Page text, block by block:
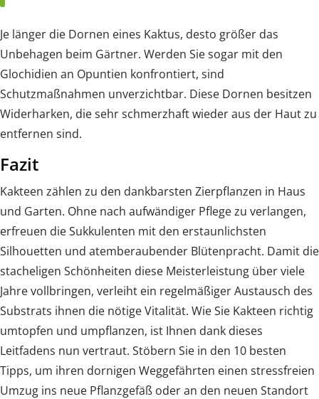
Je länger die Dornen eines Kaktus, desto größer das
Unbehagen beim Gärtner. Werden Sie sogar mit den
Glochidien an Opuntien konfrontiert, sind
Schutzmaßnahmen unverzichtbar. Diese Dornen besitzen
Widerharken, die sehr schmerzhaft wieder aus der Haut zu
entfernen sind.
Fazit
Kakteen zählen zu den dankbarsten Zierpflanzen in Haus
und Garten. Ohne nach aufwändiger Pflege zu verlangen,
erfreuen die Sukkulenten mit den erstaunlichsten
Silhouetten und atemberaubender Blütenpracht. Damit die
stacheligen Schönheiten diese Meisterleistung über viele
Jahre vollbringen, verleiht ein regelmäßiger Austausch des
Substrats ihnen die nötige Vitalität. Wie Sie Kakteen richtig
umtopfen und umpflanzen, ist Ihnen dank dieses
Leitfadens nun vertraut. Stöbern Sie in den 10 besten
Tipps, um ihren dornigen Weggefährten einen stressfreien
Umzug ins neue Pflanzgefäß oder an den neuen Standort